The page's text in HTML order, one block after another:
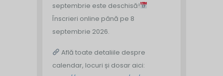
septembrie este deschisă!
Înscrieri online până pe 8
septembrie 2026.
Află toate detaliile despre
calendar, locuri și dosar aici: